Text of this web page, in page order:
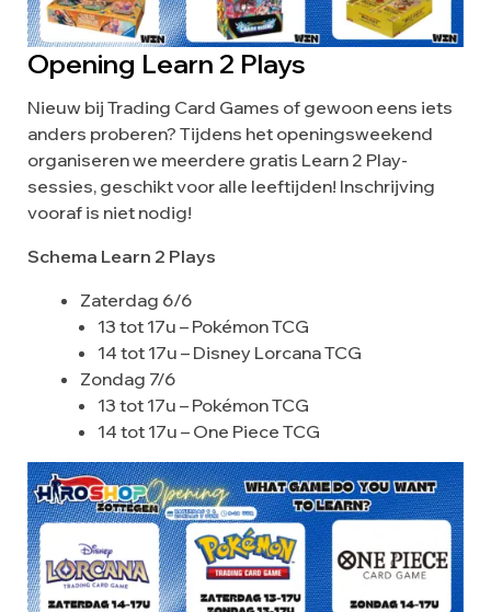
Opening Learn 2 Plays
Nieuw bij Trading Card Games of gewoon eens iets
anders proberen? Tijdens het openingsweekend
organiseren we meerdere gratis Learn 2 Play-
sessies, geschikt voor alle leeftijden! Inschrijving
vooraf is niet nodig!
Schema Learn 2 Plays
Zaterdag 6/6
13 tot 17u – Pokémon TCG
14 tot 17u – Disney Lorcana TCG
Zondag 7/6
13 tot 17u – Pokémon TCG
14 tot 17u – One Piece TCG